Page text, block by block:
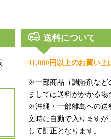
送料について
11,000円以上のお買い上
※一部商品（調湿剤など
ましては送料がかかる場
※沖縄・一部離島への送
文時に自動で入りますが
して訂正となります。